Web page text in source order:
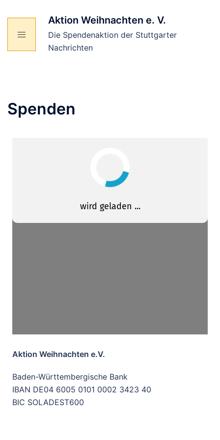
Aktion Weihnachten e. V.
Die Spendenaktion der Stuttgarter
Nachrichten
Spenden
Aktion Weihnachten e.V.
Baden-Württembergische Bank
IBAN DE04 6005 0101 0002 3423 40
BIC SOLADEST600